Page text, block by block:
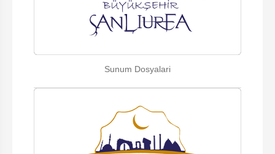
Sunum Dosyalari